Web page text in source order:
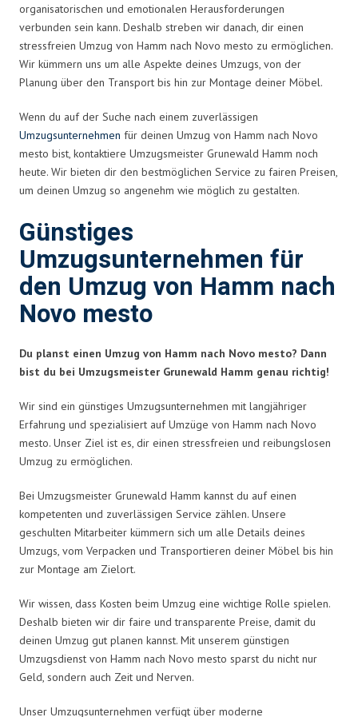
organisatorischen und emotionalen Herausforderungen
verbunden sein kann. Deshalb streben wir danach, dir einen
stressfreien Umzug von Hamm nach Novo mesto zu ermöglichen.
Wir kümmern uns um alle Aspekte deines Umzugs, von der
Planung über den Transport bis hin zur Montage deiner Möbel.
Wenn du auf der Suche nach einem zuverlässigen
Umzugsunternehmen für deinen Umzug von Hamm nach Novo
mesto bist, kontaktiere Umzugsmeister Grunewald Hamm noch
heute. Wir bieten dir den bestmöglichen Service zu fairen Preisen,
um deinen Umzug so angenehm wie möglich zu gestalten.
Günstiges
Umzugsunternehmen für
den Umzug von Hamm nach
Novo mesto
Du planst einen Umzug von Hamm nach Novo mesto? Dann
bist du bei Umzugsmeister Grunewald Hamm genau richtig!
Wir sind ein günstiges Umzugsunternehmen mit langjähriger
Erfahrung und spezialisiert auf Umzüge von Hamm nach Novo
mesto. Unser Ziel ist es, dir einen stressfreien und reibungslosen
Umzug zu ermöglichen.
Bei Umzugsmeister Grunewald Hamm kannst du auf einen
kompetenten und zuverlässigen Service zählen. Unsere
geschulten Mitarbeiter kümmern sich um alle Details deines
Umzugs, vom Verpacken und Transportieren deiner Möbel bis hin
zur Montage am Zielort.
Wir wissen, dass Kosten beim Umzug eine wichtige Rolle spielen.
Deshalb bieten wir dir faire und transparente Preise, damit du
deinen Umzug gut planen kannst. Mit unserem günstigen
Umzugsdienst von Hamm nach Novo mesto sparst du nicht nur
Geld, sondern auch Zeit und Nerven.
Unser Umzugsunternehmen verfügt über moderne